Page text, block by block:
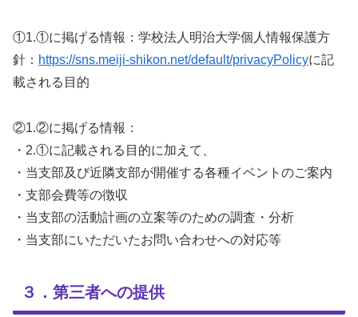
①1.①に掲げる情報：学校法人明治大学個人情報保護方
針： https://sns.meiji-shikon.net/default/privacyPolicyに記
載される目的
②1.②に掲げる情報：
・2.①に記載される目的に加えて、
・当支部及び近隣支部が開催する各種イベントのご案内
・支部会費等の徴収
・当支部の活動計画の立案等のための調査・分析
・当支部にいただいたお問い合わせへの対応等
３．第三者への提供